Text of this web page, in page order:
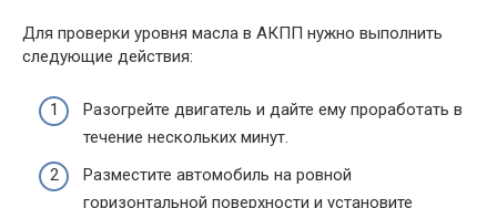
Для проверки уровня масла в АКПП нужно выполнить
следующие действия:
Разогрейте двигатель и дайте ему проработать в
течение нескольких минут.
Разместите автомобиль на ровной
горизонтальной поверхности и установите